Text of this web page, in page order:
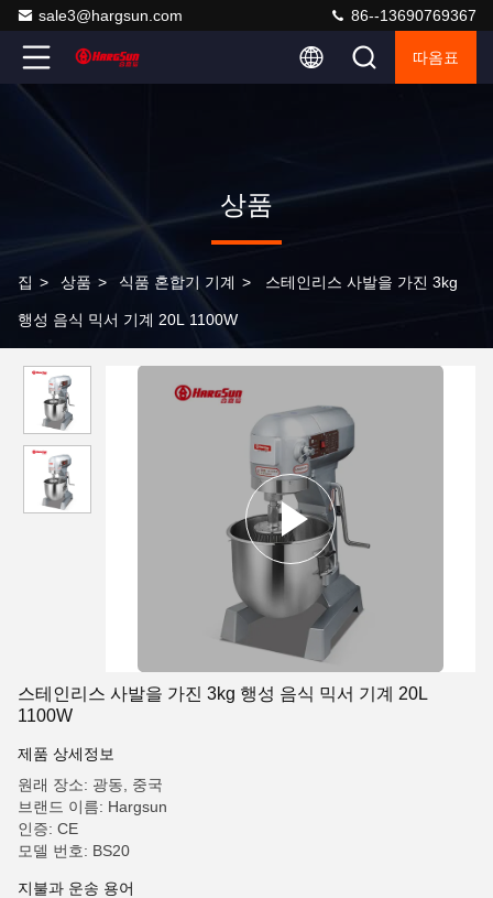
sale3@hargsun.com 86--13690769367
따옴표
상품
집 > 상품 > 식품 혼합기 기계 > 스테인리스 사발을 가진 3kg
행성 음식 믹서 기계 20L 1100W
스테인리스 사발을 가진 3kg 행성 음식 믹서 기계 20L
1100W
제품 상세정보
원래 장소: 광동, 중국
브랜드 이름: Hargsun
인증: CE
모델 번호: BS20
지불과 운송 용어